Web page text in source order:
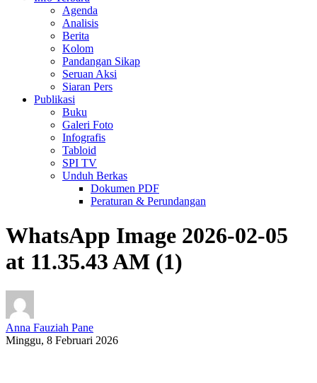
Agenda
Analisis
Berita
Kolom
Pandangan Sikap
Seruan Aksi
Siaran Pers
Publikasi
Buku
Galeri Foto
Infografis
Tabloid
SPI TV
Unduh Berkas
Dokumen PDF
Peraturan & Perundangan
WhatsApp Image 2026-02-05
at 11.35.43 AM (1)
Anna Fauziah Pane
Minggu, 8 Februari 2026